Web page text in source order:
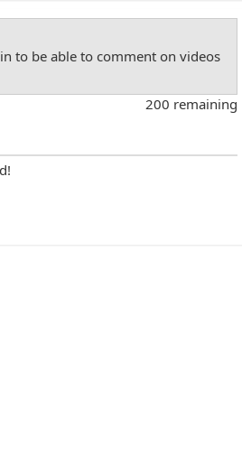
to be able to comment on videos
200 remaining